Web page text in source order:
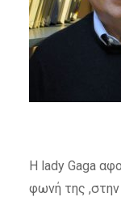
Η lady Gaga
φωνή της